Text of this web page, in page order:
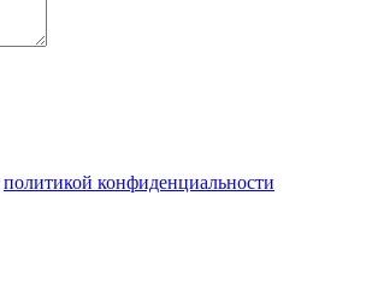
политикой конфиденциальности